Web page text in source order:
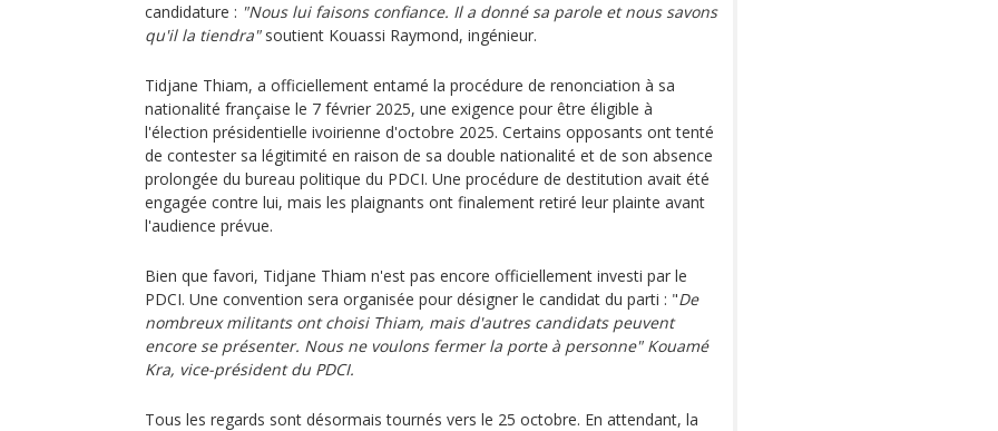
candidature : "Nous lui faisons confiance. Il a donné sa parole et nous savons
qu'il la tiendra"soutient Kouassi Raymond, ingénieur.
Tidjane Thiam, a officiellement entamé la procédure de renonciation à sa
nationalité française le 7 février 2025, une exigence pour être éligible à
l'élection présidentielle ivoirienne d'octobre 2025. Certains opposants ont tenté
de contester sa légitimité en raison de sa double nationalité et de son absence
prolongée du bureau politique du PDCI. Une procédure de destitution avait été
engagée contre lui, mais les plaignants ont finalement retiré leur plainte avant
l'audience prévue.
Bien que favori, Tidjane Thiam n'est pas encore officiellement investi par le
PDCI. Une convention sera organisée pour désigner le candidat du parti : "De
nombreux militants ont choisi Thiam, mais d'autres candidats peuvent
encore se présenter. Nous ne voulons fermer la porte à personne" Kouamé
Kra, vice-président du PDCI.
Tous les regards sont désormais tournés vers le 25 octobre. En attendant, la